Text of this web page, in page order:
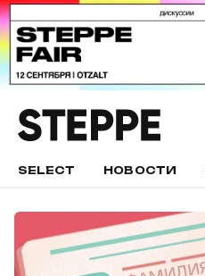
SELECT НОВОСТИ